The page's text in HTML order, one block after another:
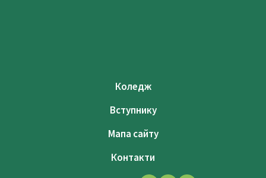
Коледж
Вступнику
Мапа сайту
Контакти